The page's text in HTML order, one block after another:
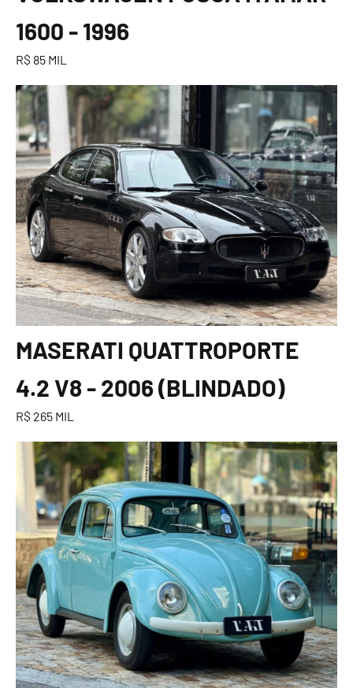
1600 - 1996
R$ 85 MIL
MASERATI QUATTROPORTE
4.2 V8 - 2006 (BLINDADO)
R$ 265 MIL